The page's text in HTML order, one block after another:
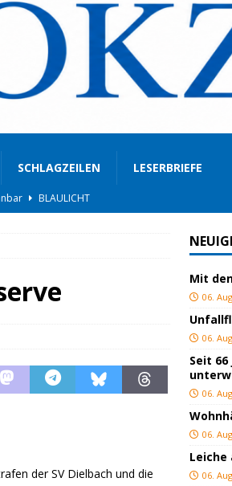
SCHLAGZEILEN LESERBRIEFE
BLAULICHT
BLAULICHT
der SV Dielbach und die
Mit
06.
06.
Seit
06.
06.
Leiche
06.